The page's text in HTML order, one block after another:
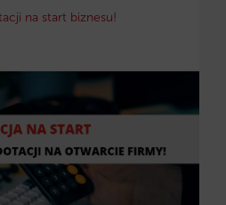
na start biznesu!